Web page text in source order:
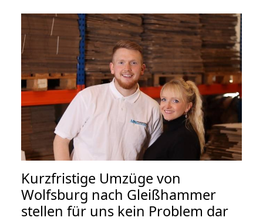
Kurzfristige Umzüge von
Wolfsburg nach Gleißhammer
stellen für uns kein Problem dar